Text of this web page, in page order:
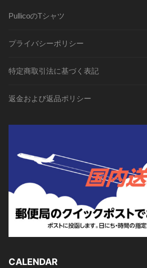
PullicoのTシャツ
プライバシーポリシー
特定商取引法に基づく表記
返金および返品ポリシー
CALENDAR